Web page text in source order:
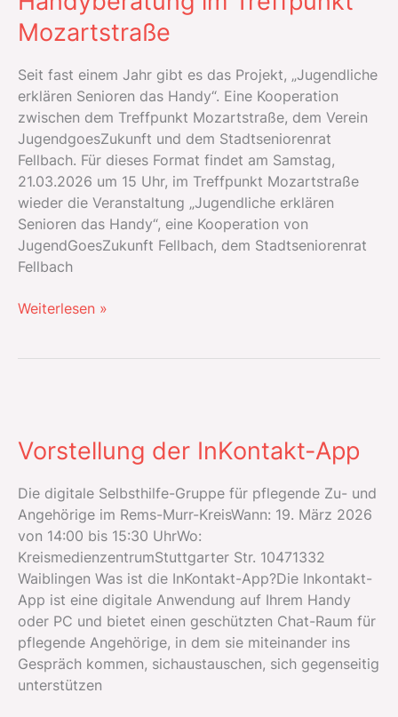
Mozartstraße
Seit fast einem Jahr gibt es das Projekt, „Jugendliche
erklären Senioren das Handy“. Eine Kooperation
zwischen dem Treffpunkt Mozartstraße, dem Verein
JugendgoesZukunft und dem Stadtseniorenrat
Fellbach. Für dieses Format findet am Samstag,
21.03.2026 um 15 Uhr, im Treffpunkt Mozartstraße
wieder die Veranstaltung „Jugendliche erklären
Senioren das Handy“, eine Kooperation von
JugendGoesZukunft Fellbach, dem Stadtseniorenrat
Fellbach
Erweiterung
Weiterlesen »
Vorstellung der InKontakt-App
Die digitale Selbsthilfe-Gruppe für pflegende Zu- und
Angehörige im Rems-Murr-KreisWann: 19. März 2026
von 14:00 bis 15:30 UhrWo:
KreismedienzentrumStuttgarter Str. 10471332
Waiblingen Was ist die InKontakt-App?Die Inkontakt-
App ist eine digitale Anwendung auf Ihrem Handy
oder PC und bietet einen geschützten Chat-Raum für
pflegende Angehörige, in dem sie miteinander ins
Gespräch kommen, sichaustauschen, sich gegenseitig
unterstützen